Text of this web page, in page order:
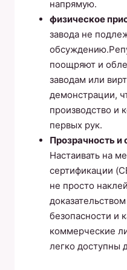
напрямую.
физическое
завода не
поощряют и
заводам или
демонстрации,
производство и
первых рук.
Прозрачность и
Настаивать на
сертификации
не просто
безопасности и
коммерческие
легко доступны